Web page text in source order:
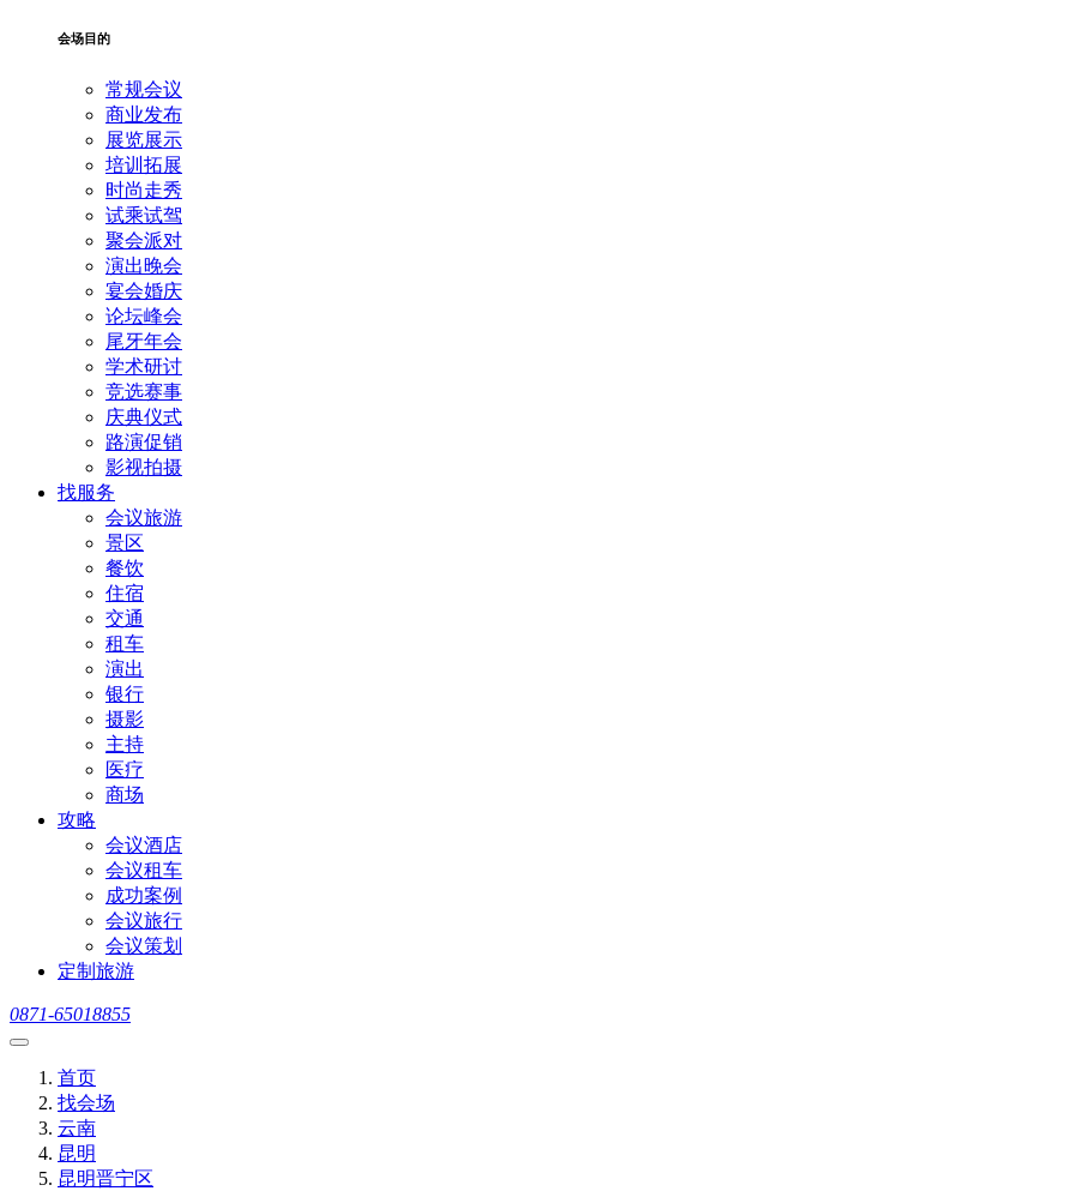
会场目的
常规会议
商业发布
展览展示
培训拓展
时尚走秀
试乘试驾
聚会派对
演出晚会
宴会婚庆
论坛峰会
尾牙年会
学术研讨
竞选赛事
庆典仪式
路演促销
影视拍摄
找服务
会议旅游
景区
餐饮
住宿
交通
租车
演出
银行
摄影
主持
医疗
商场
攻略
会议酒店
会议租车
成功案例
会议旅行
会议策划
定制旅游
0871-65018855
首页
找会场
云南
昆明
昆明晋宁区